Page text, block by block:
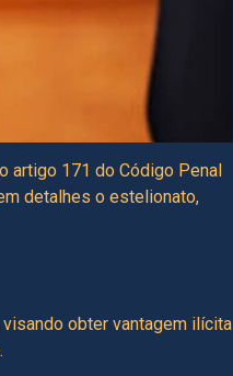
artigo 171 do Código Penal
detalhes o estelionato,
obter vantagem ilícita